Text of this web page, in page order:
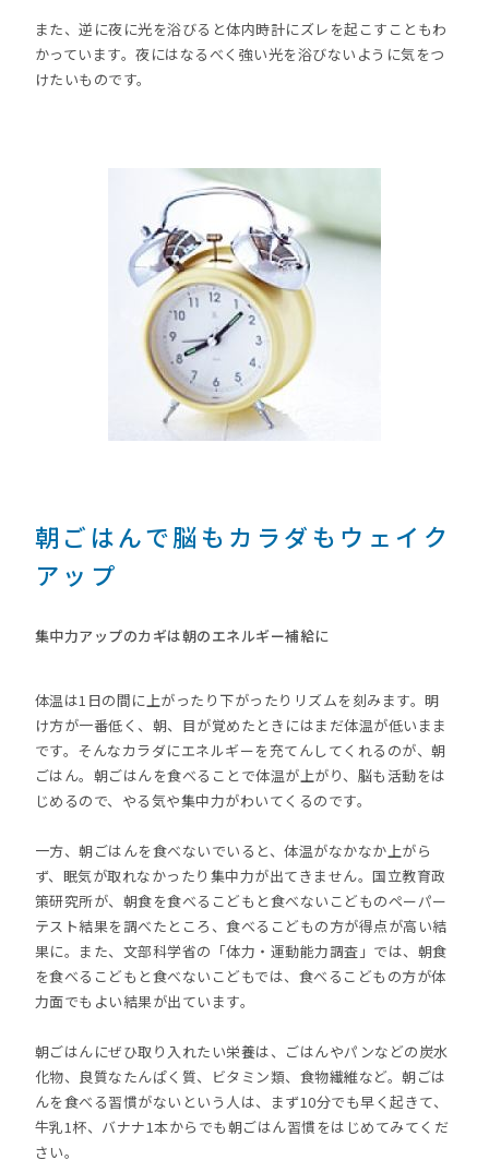
また、逆に夜に光を浴びると体内時計にズレを起こすこともわ
かっています。夜にはなるべく強い光を浴びないように気をつ
けたいものです。
朝ごはんで脳もカラダもウェイク
アップ
集中力アップのカギは朝のエネルギー補給に
体温は1日の間に上がったり下がったりリズムを刻みます。明
け方が一番低く、朝、目が覚めたときにはまだ体温が低いまま
です。そんなカラダにエネルギーを充てんしてくれるのが、朝
ごはん。朝ごはんを食べることで体温が上がり、脳も活動をは
じめるので、やる気や集中力がわいてくるのです。
一方、朝ごはんを食べないでいると、体温がなかなか上がら
ず、眠気が取れなかったり集中力が出てきません。国立教育政
策研究所が、朝食を食べるこどもと食べないこどものペーパー
テスト結果を調べたところ、食べるこどもの方が得点が高い結
果に。また、文部科学省の「体力・運動能力調査」では、朝食
を食べるこどもと食べないこどもでは、食べるこどもの方が体
力面でもよい結果が出ています。
朝ごはんにぜひ取り入れたい栄養は、ごはんやパンなどの炭水
化物、良質なたんぱく質、ビタミン類、食物繊維など。朝ごは
んを食べる習慣がないという人は、まず10分でも早く起きて、
牛乳1杯、バナナ1本からでも朝ごはん習慣をはじめてみてくだ
さい。